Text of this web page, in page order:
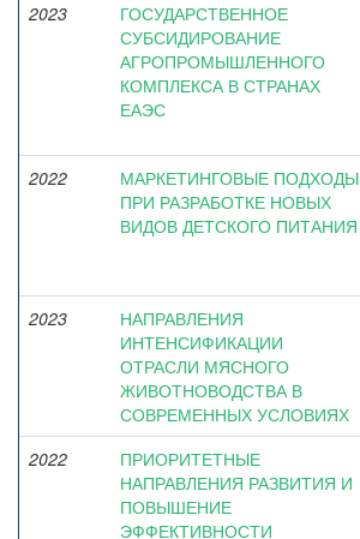
2023
ГОСУДАРСТВЕННОЕ
СУБСИДИРОВАНИЕ
АГРОПРОМЫШЛЕННОГО
КОМПЛЕКСА В СТРАНАХ
ЕАЭС
2022
МАРКЕТИНГОВЫЕ ПОДХОДЫ
ПРИ РАЗРАБОТКЕ НОВЫХ
ВИДОВ ДЕТСКОГО ПИТАНИЯ
2023
НАПРАВЛЕНИЯ
ИНТЕНСИФИКАЦИИ
ОТРАСЛИ МЯСНОГО
ЖИВОТНОВОДСТВА В
СОВРЕМЕННЫХ УСЛОВИЯХ
2022
ПРИОРИТЕТНЫЕ
НАПРАВЛЕНИЯ РАЗВИТИЯ И
ПОВЫШЕНИЕ
ЭФФЕКТИВНОСТИ